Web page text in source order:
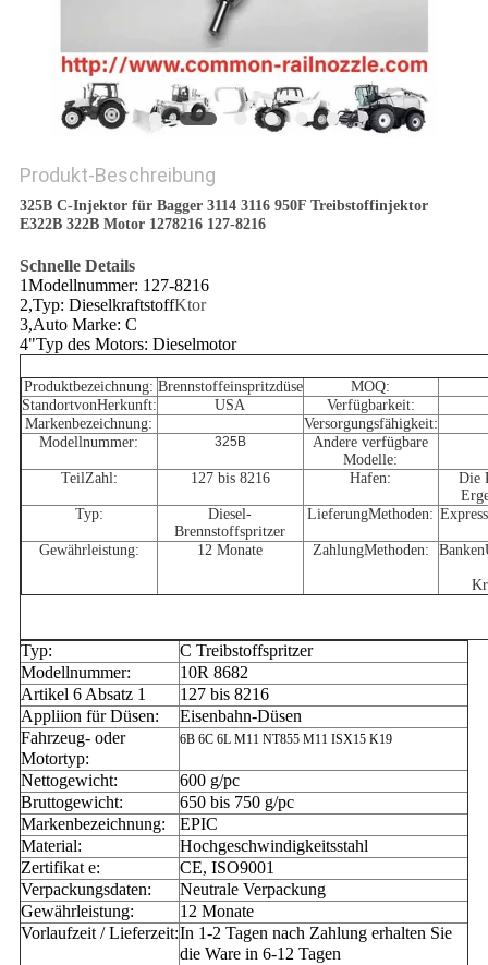
POLICY
Produkt-Beschreibung
325B C-Injektor für Bagger 3114 3116 950F Treibstoffinjektor
E322B 322B Motor 1278216 127-8216
Schnelle Details
1Modellnummer: 127-8216
2,Typ: DieselkraftstoffKtor
3,Auto Marke: C
4"Typ des Motors: Dieselmotor
Produktbezeichnung: Brennstoffeinspritzdüse MOQ:
StandortvonHerkunft: USA
Verfügbarkeit:
Markenbezeichnung: Versorgungsfähigkeit:
Modellnummer:
325B
Andere verfügbare
Modelle:
TeilZahl: 127 bis 8216 Hafen:
Die
Typ:
Diesel-
Brennstoffspritzer
LieferungMethoden:
Gewährleistung: 12 Monate ZahlungMethoden: Banken
Typ:
C Treibstoffspritzer
Modellnummer:
10R 8682
Artikel 6 Absatz 1
127 bis 8216
Appliion für Düsen:
Eisenbahn-Düsen
Fahrzeug- oder
Motortyp:
6B 6C 6L M11 NT855 M11 ISX15 K19
Nettogewicht:
600 g/pc
Bruttogewicht:
650 bis 750 g/pc
Markenbezeichnung:
EPIC
Material:
Hochgeschwindigkeitsstahl
Zertifikat e:
CE, ISO9001
Verpackungsdaten:
Neutrale Verpackung
Gewährleistung:
12 Monate
Vorlaufzeit / Lieferzeit:In 1-2 Tagen nach Zahlung erhalten Sie
die Ware in 6-12 Tagen